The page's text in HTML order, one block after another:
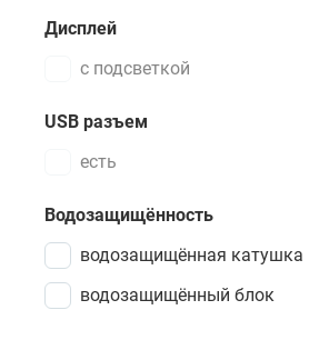
Дисплей
с подсветкой
USB разъем
есть
Водозащищённость
водозащищённая катушка
водозащищённый блок